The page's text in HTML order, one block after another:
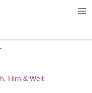
, Hirn & Welt